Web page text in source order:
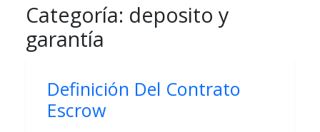
Categoría: deposito y
garantía
Definición Del Contrato
Escrow